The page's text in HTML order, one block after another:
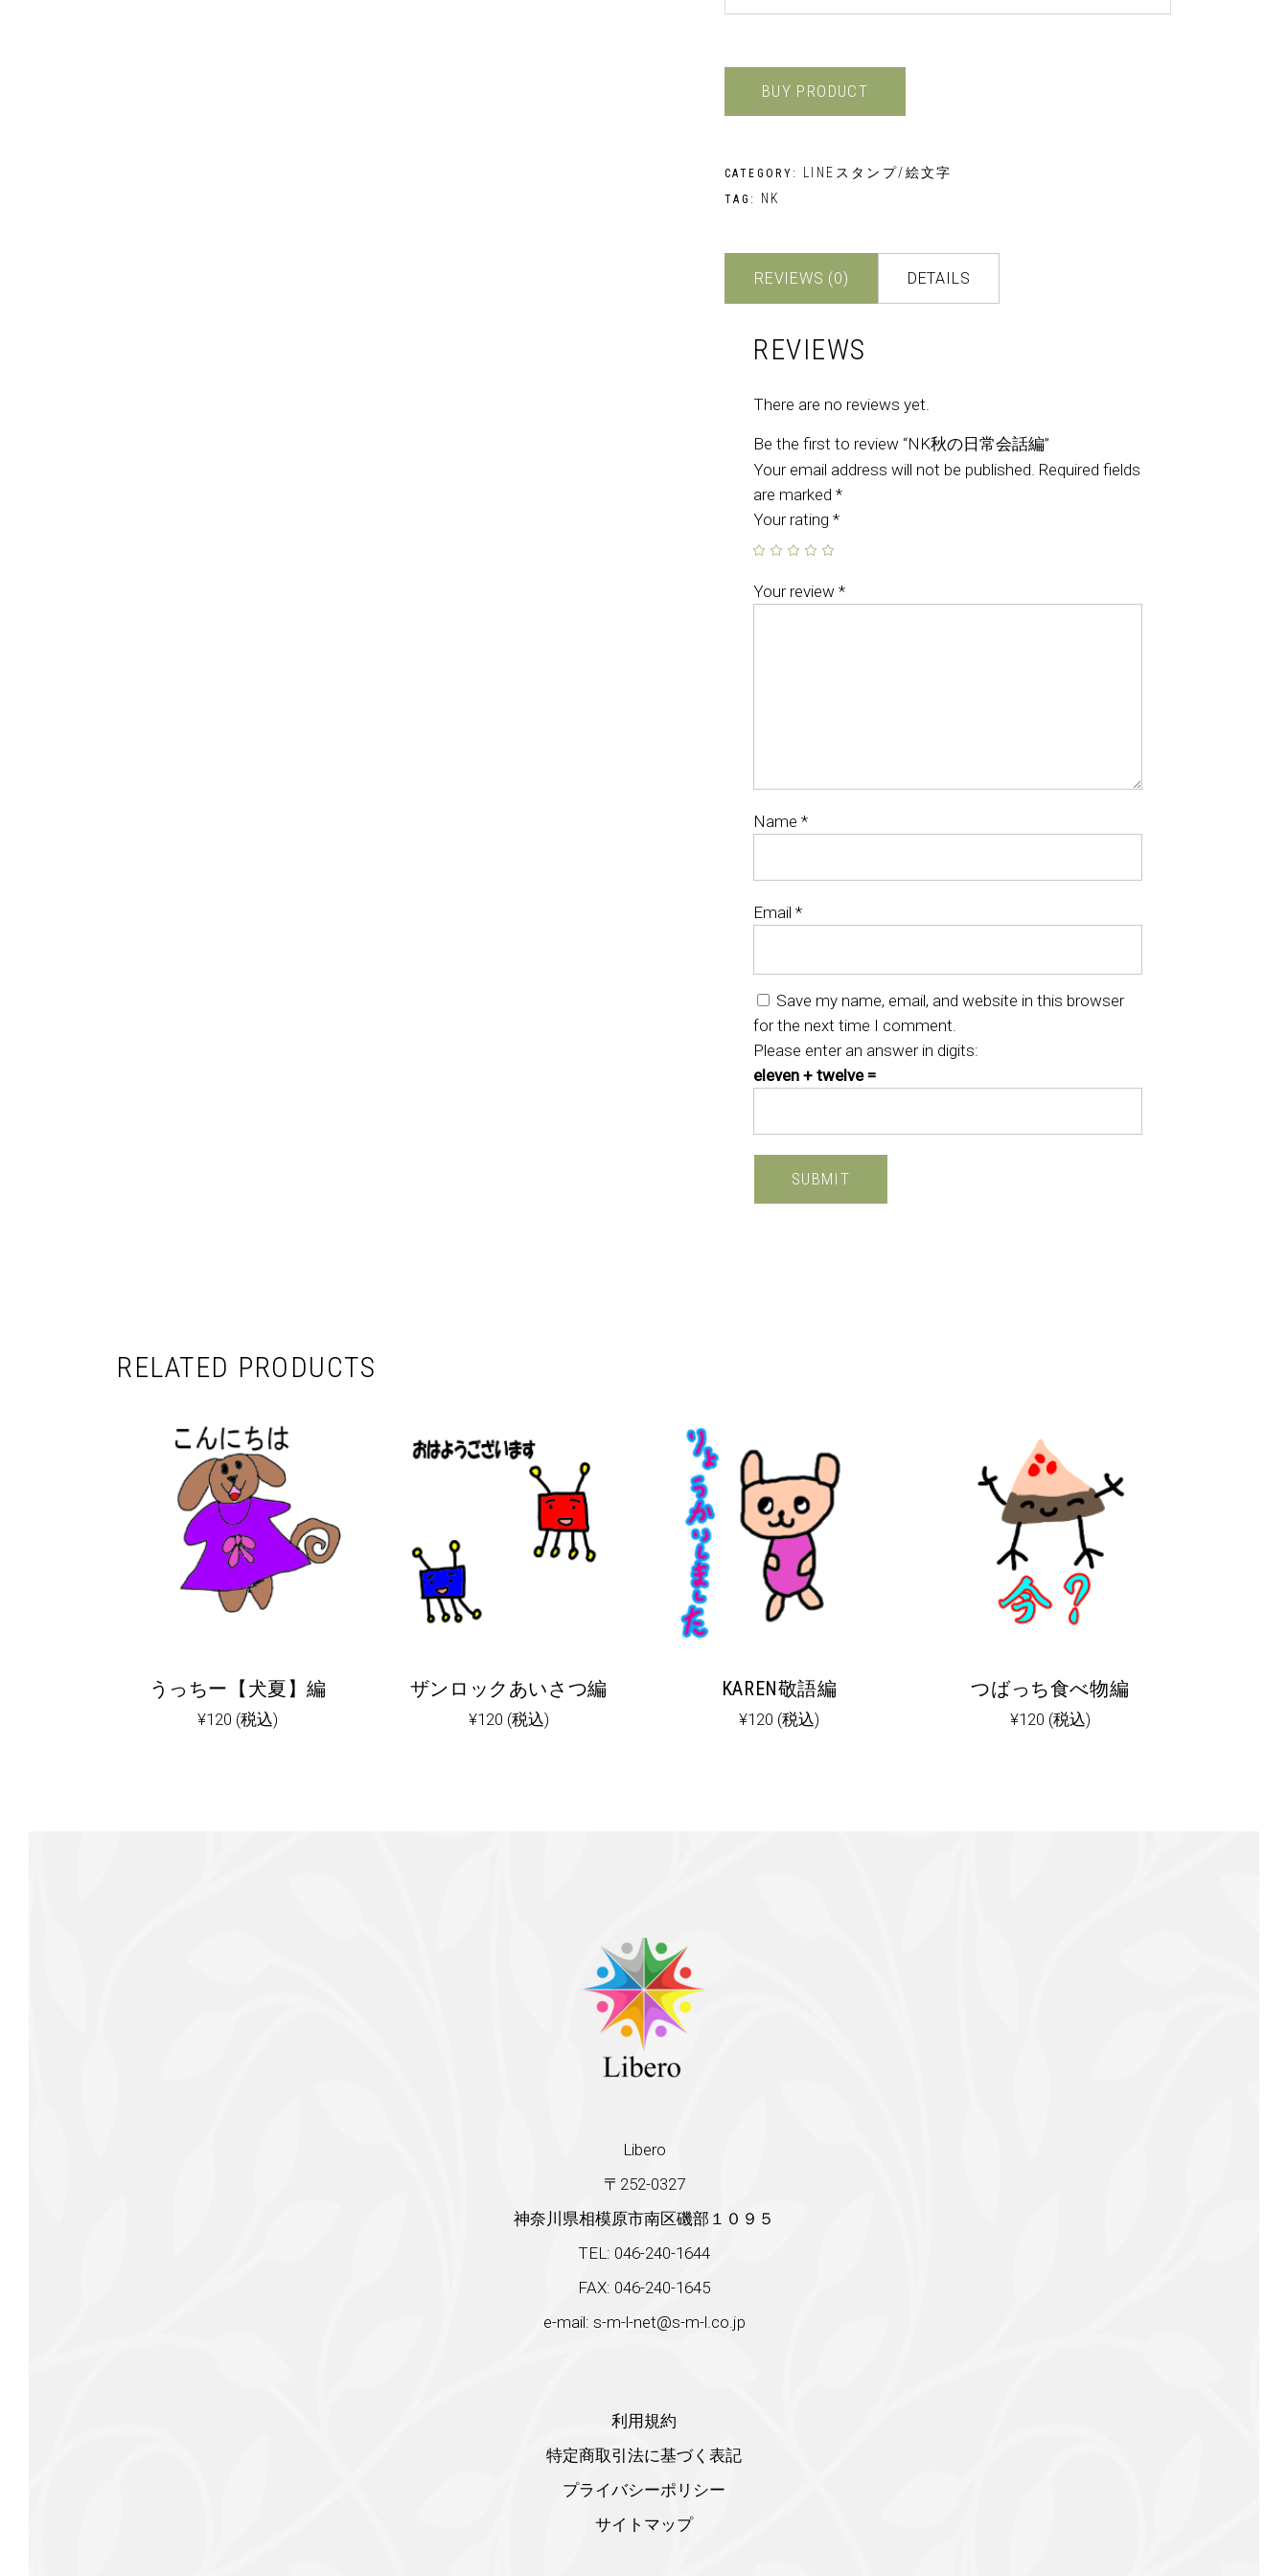
BUY PRODUCT
CATEGORY: LINEスタンプ/絵文字
TAG: NK
REVIEWS (0) DETAILS
REVIEWS
There are no reviews yet.
Be the first to review “NK秋の日常会話編”
Your email address will not be published. Required fields
are marked *
Your rating *
Your review *
Name *
Email *
Save my name, email, and website in this browser
for the next time I comment.
Please enter an answer in digits:
eleven + twelve =
RELATED PRODUCTS
うっちー【犬夏】編
¥120 (税込)
ザンロックあいさつ編
¥120 (税込)
KAREN敬語編
¥120 (税込)
つばっち食べ物編
¥120 (税込)
Libero
〒252-0327
神奈川県相模原市南区磯部１０９５
TEL: 046-240-1644
FAX: 046-240-1645
e-mail: s-m-l-net@s-m-l.co.jp
利用規約
特定商取引法に基づく表記
プライバシーポリシー
サイトマップ